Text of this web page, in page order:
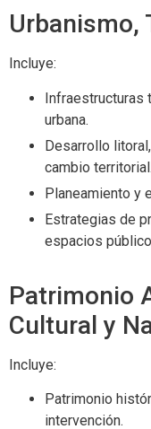
Urbanismo,
Incluye:
Infraestructuras
urbana.
Desarrollo
cambio territorial.
Planeamiento y
Estrategias de
espacios
Patrimonio
Cultural y
Incluye:
Patrimonio
intervención.